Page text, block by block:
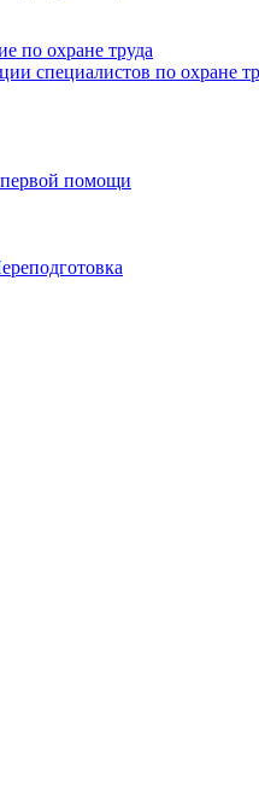
по охране труда
специалистов по охране
помощи